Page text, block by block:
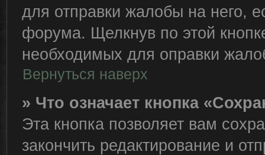
для отправки жалобы на него,
форума. Щелкнув по этой
необходимых для оправки
Вернуться наверх
» Что означает кнопка
Эта кнопка позволяет вам
закончить редактирование и